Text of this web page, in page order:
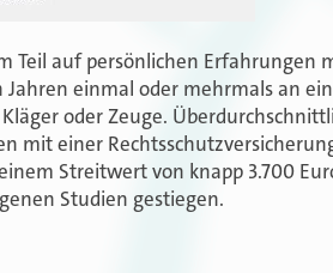
Teil auf persönlichen Erfahrungen
einmal oder mehrmals an
oder Zeuge.
mit einer
Streitwert von knapp 3.700
Studien gestiegen.